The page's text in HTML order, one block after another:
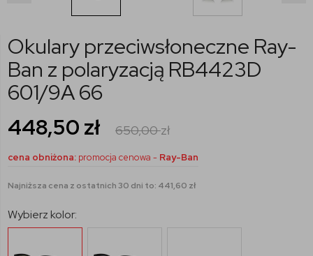
Okulary przeciwsłoneczne Ray-
Ban z polaryzacją RB4423D
601/9A 66
448,50 zł 650,00zł
cena obniżona: promocja cenowa - Ray-Ban
Najniższa cena z ostatnich 30 dni to: 441,60 zł
Wybierz kolor: